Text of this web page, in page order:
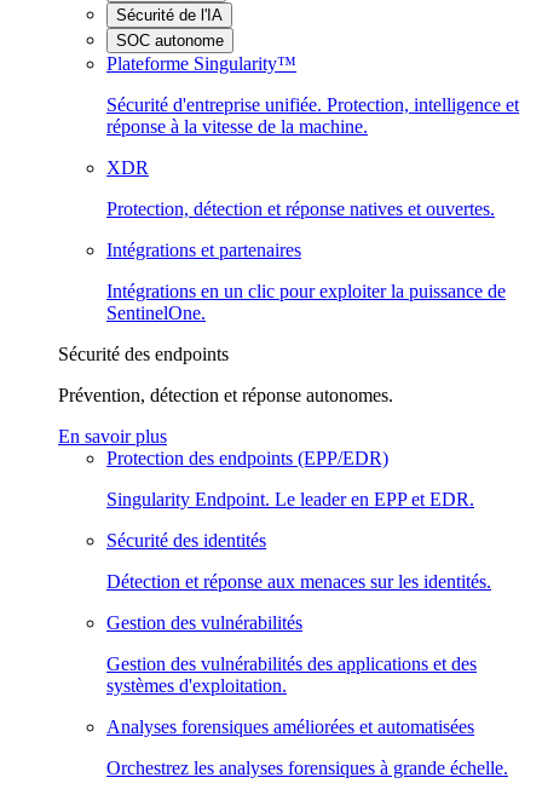
Sécurité de l'IA
SOC autonome
Plateforme Singularity™
Sécurité d'entreprise unifiée. Protection, intelligence et
réponse à la vitesse de la machine.
XDR
Protection, détection et réponse natives et ouvertes.
Intégrations et partenaires
Intégrations en un clic pour exploiter la puissance de
SentinelOne.
Sécurité des endpoints
Prévention, détection et réponse autonomes.
En savoir plus
Protection des endpoints (EPP/EDR)
Singularity Endpoint. Le leader en EPP et EDR.
Sécurité des identités
Détection et réponse aux menaces sur les identités.
Gestion des vulnérabilités
Gestion des vulnérabilités des applications et des
systèmes d'exploitation.
Analyses forensiques améliorées et automatisées
Orchestrez les analyses forensiques à grande échelle.